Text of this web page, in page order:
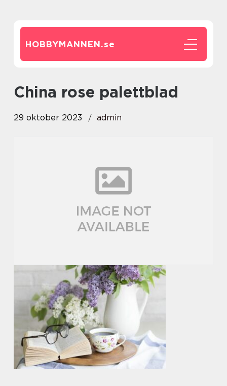
HOBBYMANNEN.se
china rose palettblad
29 oktober 2023 admin